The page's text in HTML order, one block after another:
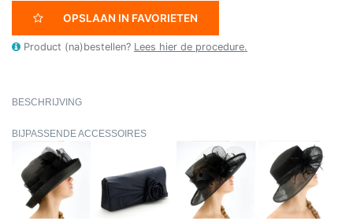
OPSLAAN IN FAVORIETEN
Product (na)bestellen? Lees hier de procedure.
BESCHRIJVING
BIJPASSENDE ACCESSOIRES